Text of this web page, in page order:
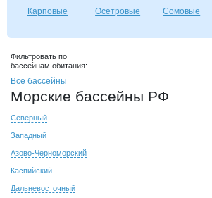
Карповые
Осетровые
Сомовые
Фильтровать по
бассейнам обитания:
Все бассейны
Морские бассейны РФ
Северный
Западный
Азово-Черноморский
Каспийский
Дальневосточный